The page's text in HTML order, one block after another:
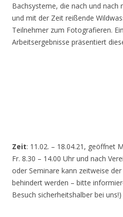
Bachsysteme, die nach und nach
und mit der Zeit reißende
Teilnehmer zum Fotografieren.
Arbeitsergebnisse präsentiert
Zeit: 11.02. – 18.04.21, geöffnet
Fr. 8.30 – 14.00 Uhr und nach
oder Seminare kann zeitweise
behindert werden – bitte
Besuch sicherheitshalber bei uns!)